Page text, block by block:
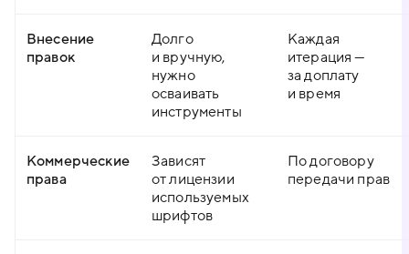
Внесение
правок
Долго
и вручную,
нужно
осваивать
инструменты
Каждая
итерация —
за доплату
и время
Коммерческие
права
Зависят
от лицензии
используемых
шрифтов
По договору
передачи прав